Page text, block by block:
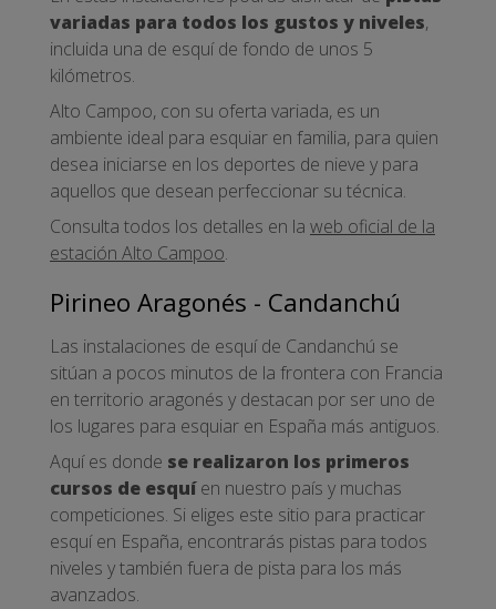
variadas para todos los gustos y niveles,
incluida una de esquí de fondo de unos 5
kilómetros.
Alto Campoo, con su oferta variada, es un
ambiente ideal para esquiar en familia, para quien
desea iniciarse en los deportes de nieve y para
aquellos que desean perfeccionar su técnica.
Consulta todos los detalles en la web oficial de la
estación Alto Campoo.
Pirineo Aragonés - Candanchú
Las instalaciones de esquí de Candanchú se
sitúan a pocos minutos de la frontera con Francia
en territorio aragonés y destacan por ser uno de
los lugares para esquiar en España más antiguos.
Aquí es donde se realizaron los primeros
cursos de esquíen nuestro país y muchas
competiciones. Si eliges este sitio para practicar
esquí en España, encontrarás pistas para todos
niveles y también fuera de pista para los más
avanzados.